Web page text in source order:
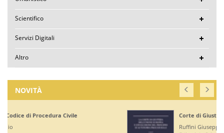
Scientifico
Servizi Digitali
Altro
NOVITÀ
Corte di Giustizia dell'Unione Europea